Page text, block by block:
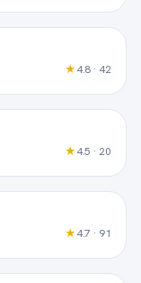
★4.8 · 42
★4.5 · 20
★4.7 · 91